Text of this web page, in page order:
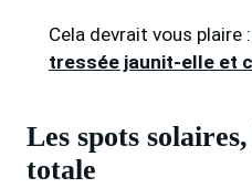
Cela devrait vous plaire :
tressée jaunit-elle et
Les spots
totale